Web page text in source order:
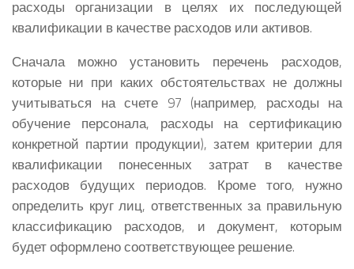
расходы организации в целях их последующей
квалификации в качестве расходов или активов.
Сначала можно установить перечень расходов,
которые ни при каких обстоятельствах не должны
учитываться на счете 97 (например, расходы на
обучение персонала, расходы на сертификацию
конкретной партии продукции), затем критерии для
квалификации понесенных затрат в качестве
расходов будущих периодов. Кроме того, нужно
определить круг лиц, ответственных за правильную
классификацию расходов, и документ, которым
будет оформлено соответствующее решение.